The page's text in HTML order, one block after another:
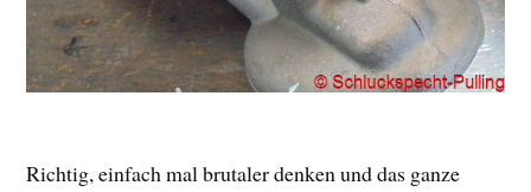
Richtig, einfach mal brutaler denken und das ganze